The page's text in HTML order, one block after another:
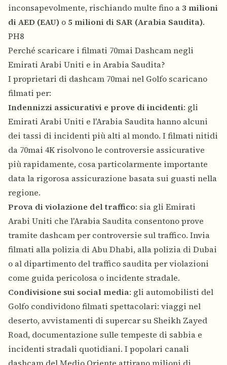
inconsapevolmente, rischiando multe fino a3 milioni
di AED (EAU) o 5 milioni di SAR (Arabia Saudita).
PH8
Perché scaricare i filmati 70mai Dashcam negli
Emirati Arabi Uniti e in Arabia Saudita?
I proprietari di dashcam 70mai nel Golfo scaricano
filmati per:
Indennizzi assicurativi e prove di incidenti: gli
Emirati Arabi Uniti e l'Arabia Saudita hanno alcuni
dei tassi di incidenti più alti al mondo. I filmati nitidi
da 70mai 4K risolvono le controversie assicurative
più rapidamente, cosa particolarmente importante
data la rigorosa assicurazione basata sui guasti nella
regione.
Prova di violazione del traffico: sia gli Emirati
Arabi Uniti che l'Arabia Saudita consentono prove
tramite dashcam per controversie sul traffico. Invia
filmati alla polizia di Abu Dhabi, alla polizia di Dubai
o al dipartimento del traffico saudita per violazioni
come guida pericolosa o incidente stradale.
Condivisione sui social media: gli automobilisti del
Golfo condividono filmati spettacolari: viaggi nel
deserto, avvistamenti di supercar su Sheikh Zayed
Road, documentazione sulle tempeste di sabbia e
incidenti stradali quotidiani. I popolari canali